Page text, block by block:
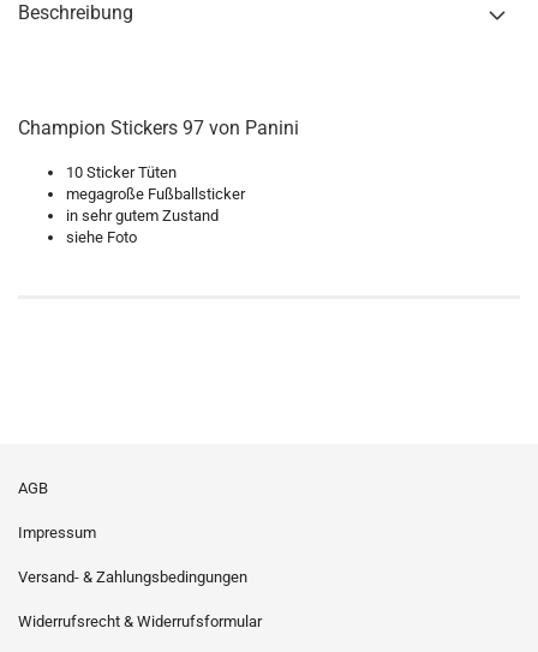
Beschreibung
Champion Stickers 97 von Panini
10 Sticker Tüten
megagroße Fußballsticker
in sehr gutem Zustand
siehe Foto
AGB
Impressum
Versand- & Zahlungsbedingungen
Widerrufsrecht & Widerrufsformular